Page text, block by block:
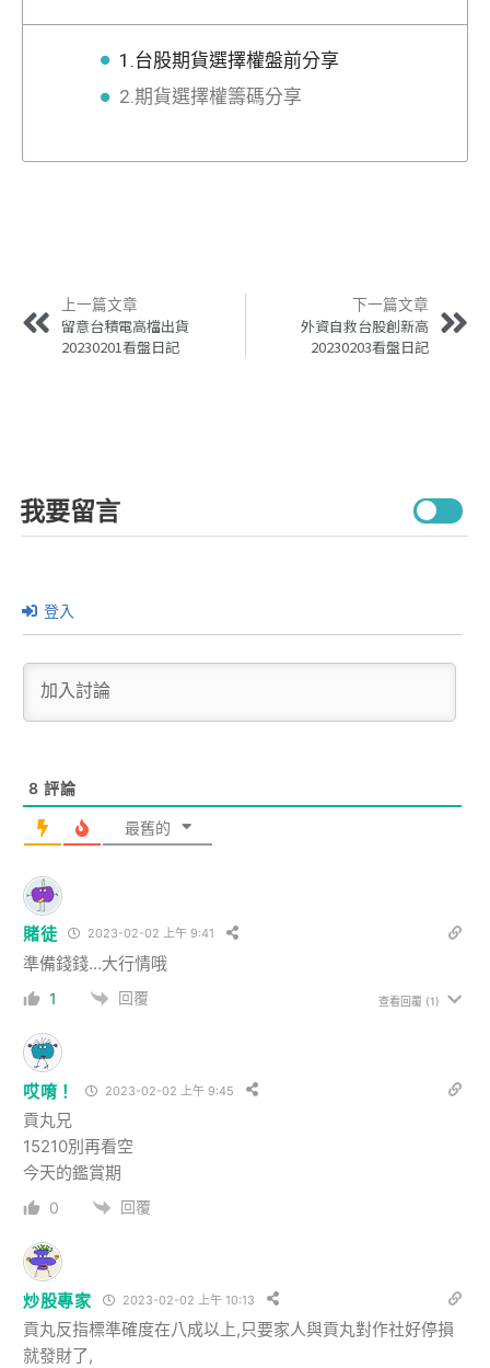
1.台股期貨選擇權盤前分享
2.期貨選擇權籌碼分享
上一篇文章
留意台積電高檔出貨
20230201看盤日記
下一篇文章
外資自救台股創新高
20230203看盤日記
我要留言
登入
8 評論
最舊的
賭徒 2023-02-02 上午 9:41
準備錢錢…大行情哦
1 回覆 查看回覆 (1)
哎唷！ 2023-02-02 上午 9:45
貢丸兄
15210別再看空
今天的鑑賞期
0 回覆
炒股專家 2023-02-02 上午 10:13
貢丸反指標準確度在八成以上,只要家人與貢丸對作社好停損
就發財了,